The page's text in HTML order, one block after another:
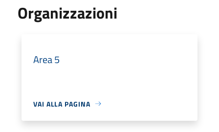
Organizzazioni
Area 5
VAI ALLA PAGINA